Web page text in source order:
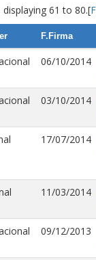
61 to 80.[
F.Firma
06/10/2014
03/10/2014
17/07/2014
11/03/2014
09/12/2013